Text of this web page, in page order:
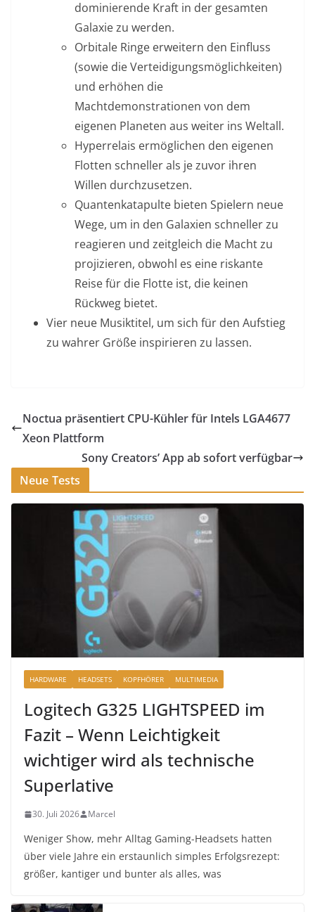
dominierende Kraft in der gesamten
Galaxie zu werden.
Orbitale Ringe erweitern den Einfluss
(sowie die Verteidigungsmöglichkeiten)
und erhöhen die
Machtdemonstrationen von dem
eigenen Planeten aus weiter ins Weltall.
Hyperrelais ermöglichen den eigenen
Flotten schneller als je zuvor ihren
Willen durchzusetzen.
Quantenkatapulte bieten Spielern neue
Wege, um in den Galaxien schneller zu
reagieren und zeitgleich die Macht zu
projizieren, obwohl es eine riskante
Reise für die Flotte ist, die keinen
Rückweg bietet.
Vier neue Musiktitel, um sich für den Aufstieg
zu wahrer Größe inspirieren zu lassen.
Noctua präsentiert CPU-Kühler für Intels LGA4677
Xeon Plattform
Sony Creators’ App ab sofort verfügbar
Neue Tests
HARDWARE HEADSETS KOPFHÖRER MULTIMEDIA
Logitech G325 LIGHTSPEED im
Fazit – Wenn Leichtigkeit
wichtiger wird als technische
Superlative
30. Juli 2026 Marcel
Weniger Show, mehr Alltag Gaming-Headsets hatten
über viele Jahre ein erstaunlich simples Erfolgsrezept:
größer, kantiger und bunter als alles, was